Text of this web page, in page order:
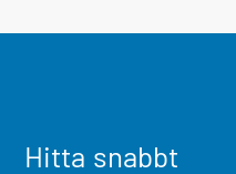
Hitta snabbt